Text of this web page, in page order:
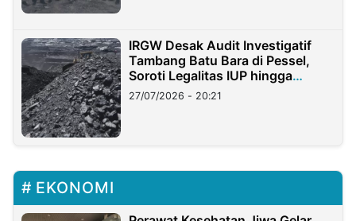
IRGW Desak Audit Investigatif
Tambang Batu Bara di Pessel,
Soroti Legalitas IUP hingga
Stockpile
27/07/2026 - 20:21
EKONOMI